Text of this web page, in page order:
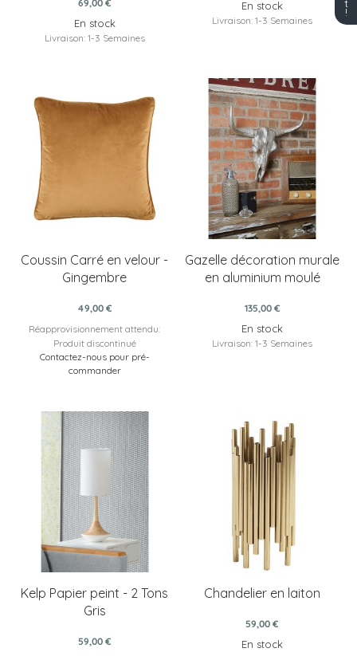
69,00 €
En stock
Livraison: 1-3 Semaines
En stock
Livraison: 1-3 Semaines
Coussin Carré en velour -
Gingembre
49,00 €
Réapprovisionnement attendu:
Produit discontinué
Contactez-nous pour pré-
commander
Gazelle décoration murale
en aluminium moulé
135,00 €
En stock
Livraison: 1-3 Semaines
Kelp Papier peint - 2 Tons
Gris
59,00 €
Chandelier en laiton
59,00 €
En stock
t
!